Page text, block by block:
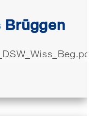
Brüggen